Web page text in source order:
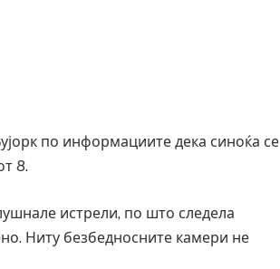
по информациите дека синоќа се
8.
истрели, по што следела
Ниту безбедносните камери не